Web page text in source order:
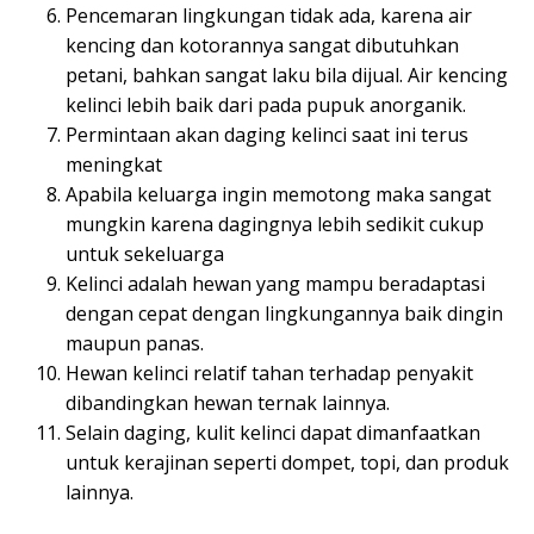
Pencemaran lingkungan tidak ada, karena air
kencing dan kotorannya sangat dibutuhkan
petani, bahkan sangat laku bila dijual. Air kencing
kelinci lebih baik dari pada pupuk anorganik.
Permintaan akan daging kelinci saat ini terus
meningkat
Apabila keluarga ingin memotong maka sangat
mungkin karena dagingnya lebih sedikit cukup
untuk sekeluarga
Kelinci adalah hewan yang mampu beradaptasi
dengan cepat dengan lingkungannya baik dingin
maupun panas.
Hewan kelinci relatif tahan terhadap penyakit
dibandingkan hewan ternak lainnya.
Selain daging, kulit kelinci dapat dimanfaatkan
untuk kerajinan seperti dompet, topi, dan produk
lainnya.